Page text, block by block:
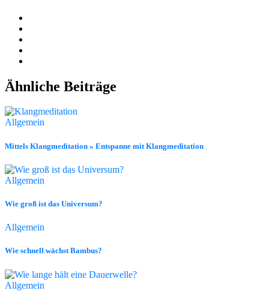
Ähnliche Beiträge
Allgemein
Mittels Klangmeditation » Entspanne mit Klangmeditation
Allgemein
Wie groß ist das Universum?
Allgemein
Wie schnell wächst Bambus?
Allgemein